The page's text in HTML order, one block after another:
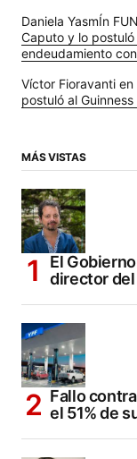
Daniela YasmÍn
Caputo y lo
endeudamiento
Víctor Fioravanti en
postuló al
MÁS VISTAS
El
director
Fallo
el 51% de